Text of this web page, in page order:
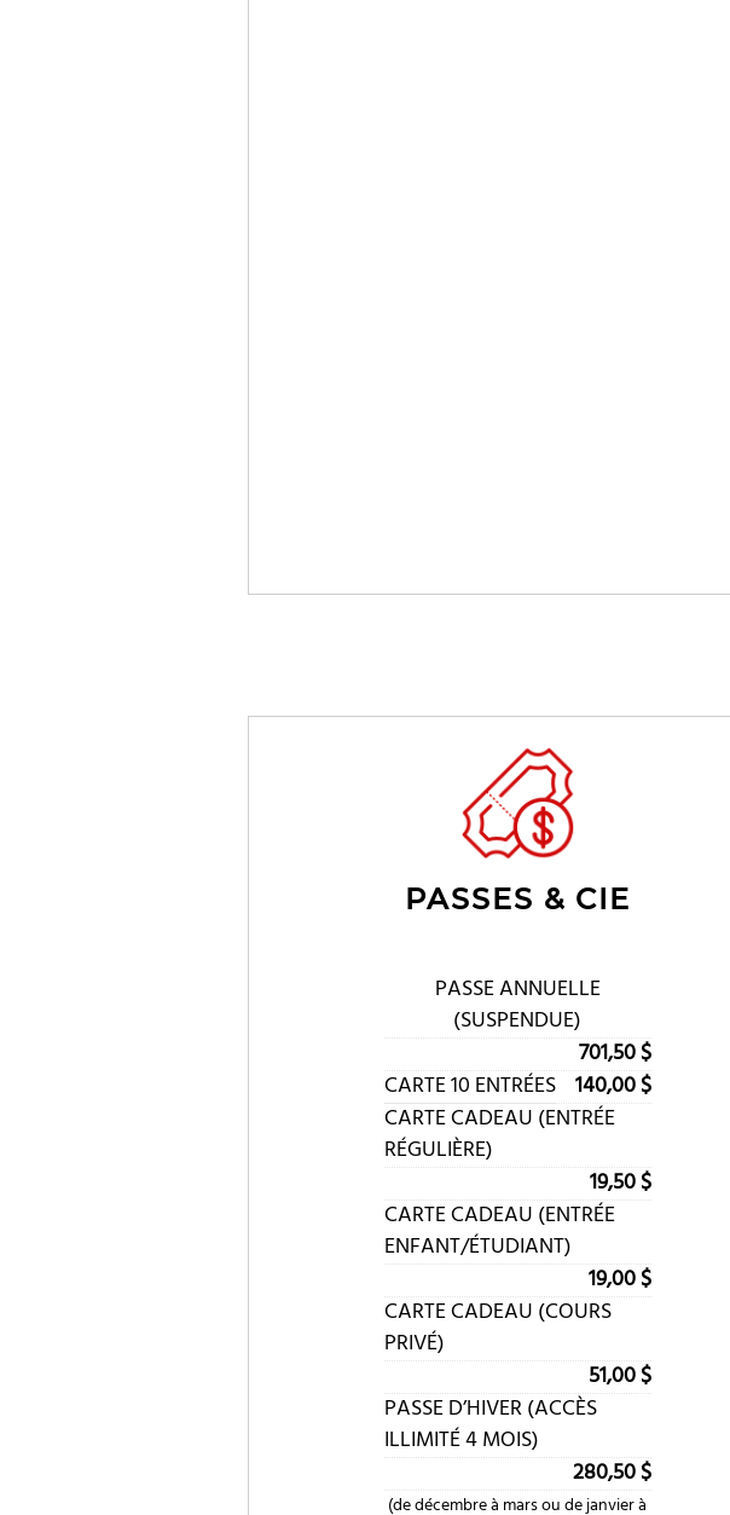
PASSES & CIE
PASSE ANNUELLE
(SUSPENDUE)
701,50 $
CARTE 10 ENTRÉES 140,00 $
CARTE CADEAU (ENTRÉE
RÉGULIÈRE)
19,50 $
CARTE CADEAU (ENTRÉE
ENFANT/ÉTUDIANT)
19,00 $
CARTE CADEAU (COURS
PRIVÉ)
51,00 $
PASSE D’HIVER (ACCÈS
ILLIMITÉ 4 MOIS)
280,50 $
(de décembre à mars ou de janvier à